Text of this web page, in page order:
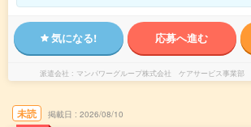
気になる! 応募へ進む
派遣会社 マンパワーグループ株式会社 ケアサービス事業部
未読 掲載日 2026/08/10